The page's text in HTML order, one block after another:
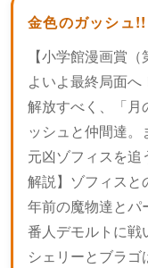
金色のガッシュ
【小学館漫画賞
よいよ最終局面
解放すべく、「月
ッシュと仲間達
元凶ゾフィスを
解説】ゾフィスと
年前の魔物達とパ
番人デモルトに戦
シェリーとブラゴ